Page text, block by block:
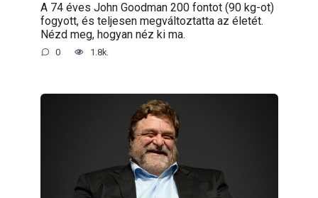
A 74 éves John Goodman 200 fontot (90 kg-ot)
fogyott, és teljesen megváltoztatta az életét.
Nézd meg, hogyan néz ki ma.
0 1.8k.